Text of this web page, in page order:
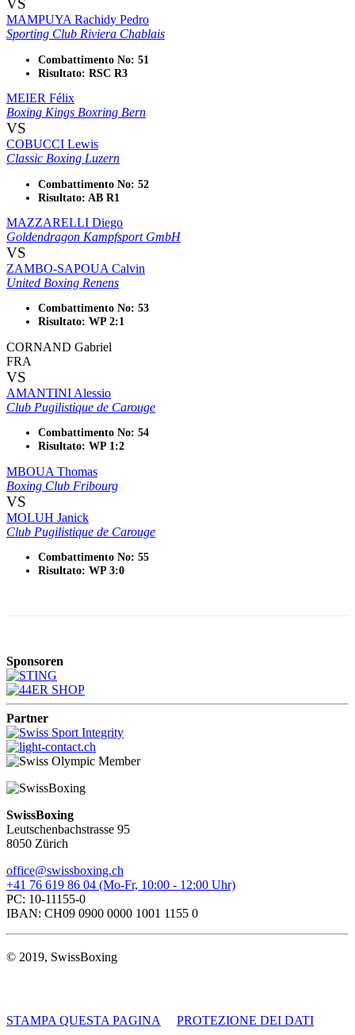
VS
MAMPUYA Rachidy Pedro
Sporting Club Riviera Chablais
Combattimento No: 51
Risultato: RSC R3
MEIER Félix
Boxing Kings Boxring Bern
VS
COBUCCI Lewis
Classic Boxing Luzern
Combattimento No: 52
Risultato: AB R1
MAZZARELLI Diego
Goldendragon Kampfsport GmbH
VS
ZAMBO-SAPOUA Calvin
United Boxing Renens
Combattimento No: 53
Risultato: WP 2:1
CORNAND Gabriel
FRA
VS
AMANTINI Alessio
Club Pugilistique de Carouge
Combattimento No: 54
Risultato: WP 1:2
MBOUA Thomas
Boxing Club Fribourg
VS
MOLUH Janick
Club Pugilistique de Carouge
Combattimento No: 55
Risultato: WP 3:0
Sponsoren
Partner
SwissBoxing
Leutschenbachstrasse 95
8050 Zürich
office@swissboxing.ch
+41 76 619 86 04 (Mo-Fr, 10:00 - 12:00 Uhr)
PC: 10-11155-0
IBAN: CH09 0900 0000 1001 1155 0
© 2019, SwissBoxing
STAMPA QUESTA PAGINA PROTEZIONE DEI DATI